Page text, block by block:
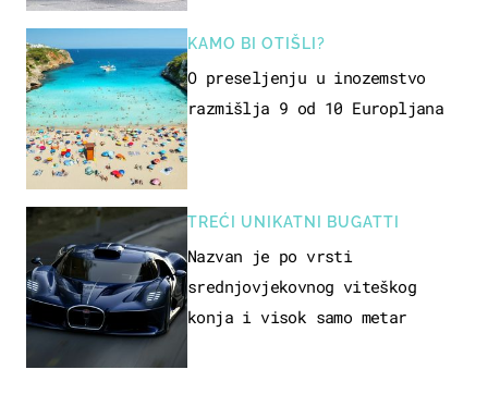
KAMO BI OTIŠLI?
O preseljenju u inozemstvo
razmišlja 9 od 10 Europljana
TREĆI UNIKATNI BUGATTI
Nazvan je po vrsti
srednjovjekovnog viteškog
konja i visok samo metar